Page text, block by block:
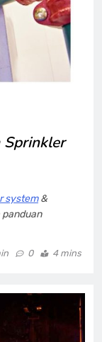
Sprinkler
system&
panduan
0 4 mins